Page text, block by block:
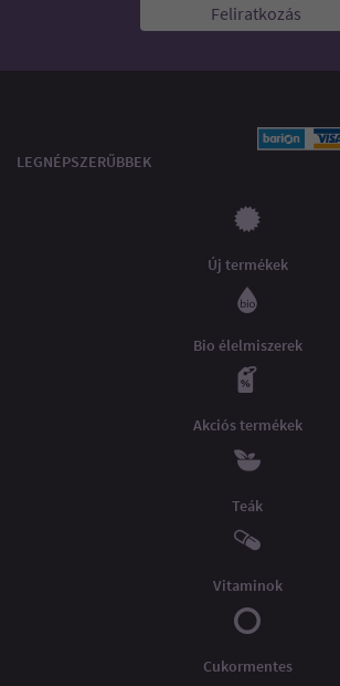
Feliratkozás
LEGNÉPSZERŰBBEK
Új termékek
Bio élelmiszerek
Akciós termékek
Teák
Vitaminok
Cukormentes